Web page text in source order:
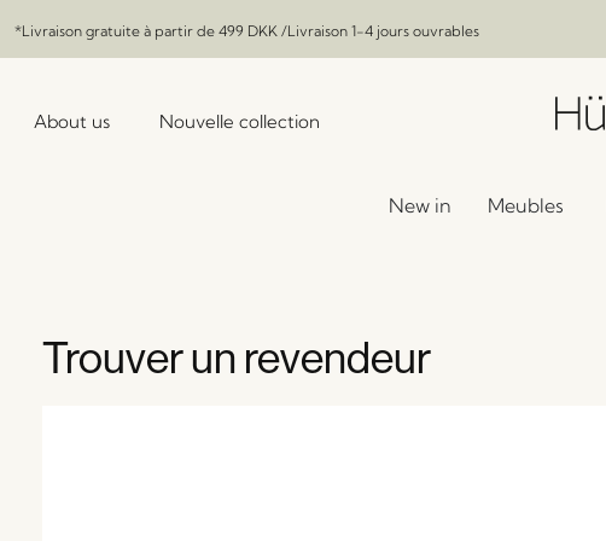
*Livraison gratuite à partir de 499 DKK /Livraison 1-4 jours ouvrables
About us Nouvelle collection
New in Meubles
Trouver un revendeur